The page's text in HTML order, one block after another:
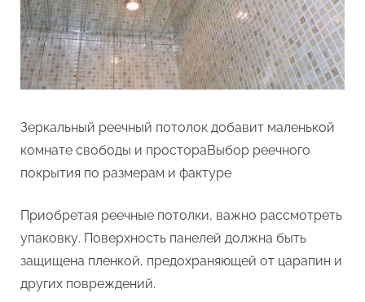
Зеркальный реечный потолок добавит маленькой
комнате свободы и простораВыбор реечного
покрытия по размерам и фактуре
Приобретая реечные потолки, важно рассмотреть
упаковку. Поверхность панелей должна быть
защищена пленкой, предохраняющей от царапин и
других повреждений.